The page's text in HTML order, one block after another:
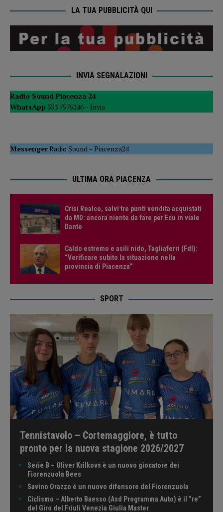
LA TUA PUBBLICITÀ QUI
INVIA SEGNALAZIONI
Radio Sound Piacenza 24
WhatsApp 333 7575246 – Invia
MessengerRadio Sound –Piacenza24
ULTIMA ORA PIACENZA
Crisi Realco, salvi tre punti vendita acquistati
da MD: ancora niente da fare per Ecu in viale
Dante
Caldo estremo e asili nido, Tagliaferri (FdI):
“Verificare subito la situazione nella
provincia di Piacenza”
SPORT
Tennistavolo – Cortemaggiore, è tutto
pronto per la nuova stagione 2026/2027
Serie B – Oliver Krilkovs è un nuovo giocatore dei
Fiorenzuola Bees
Savino Orazzo è un nuovo difensore del Fiorenzuola
Ciclismo – Alberto Baesso (Asd Programma Auto) è il “re”
del Giro del Friuli Venezia Giulia Master